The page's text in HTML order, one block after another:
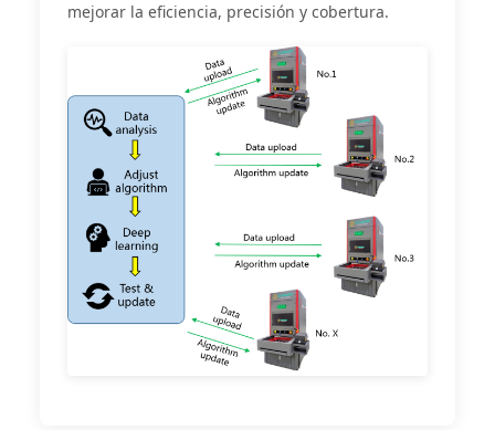
mejorar la eficiencia, precisión y cobertura.